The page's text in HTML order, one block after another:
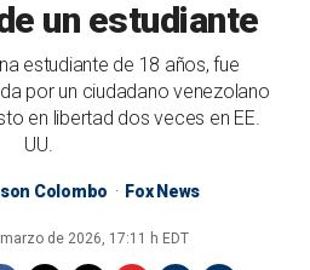
un estudiante
estudiante de 18 años, fue
por un ciudadano venezolano
en libertad dos veces en EE.
UU.
Colombo Fox News
de 2026, 17:11 h EDT